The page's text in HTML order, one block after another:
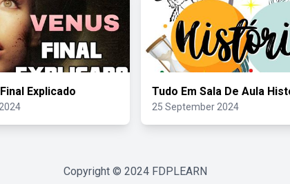
Explicado Tudo Em Sala De Aula
25 September 2024
Copyright © 2024 FDPLEARN